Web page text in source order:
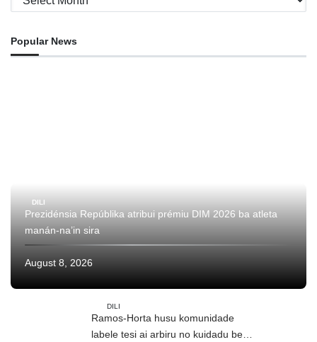
Popular News
DILI
Prezidénsia Repúblika atribui prémiu DIM 2026 ba atleta
manán-na’in sira
August 8, 2026
DILI
Ramos-Horta husu komunidade
labele tesi ai arbiru no kuidadu bee-